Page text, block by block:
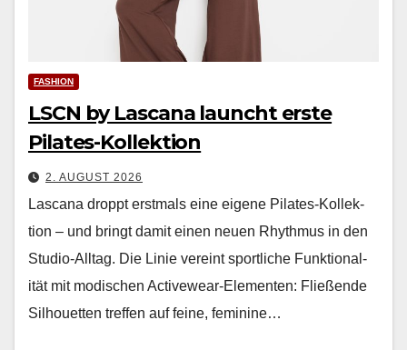
FASHION
LSCN by Lascana launcht erste
Pilates-Kollektion
2. AUGUST 2026
Las­cana droppt erst­mals eine eigene Pilates-Kollek­
tion – und bringt damit einen neuen Rhyth­mus in den
Stu­dio-All­t­ag. Die Lin­ie vere­int sportliche Funk­tion­al­
ität mit modis­chen Activewear-Ele­menten: Fließende
Sil­hou­et­ten tre­f­fen auf feine, fem­i­nine…